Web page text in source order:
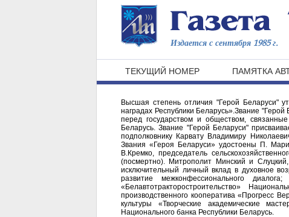
Издается с сентября 1985 г.
ТЕКУЩИЙ НОМЕР ПАМЯТКА
Высшая степень отличия "Герой Беларуси"
наградах Республики Беларусь».Звание
перед государством и обществом,
Беларусь. Звание "Герой Беларуси"
подполковнику Карвату Владимиру
Звания «Героя Беларуси» удостоены П.
В.Кремко, председатель
(посмертно). Митрополит Минский и
исключительный личный вклад в духовное
развитие межконфессионального
«Белавтотракторостроительство»
производственного кооператива «Прогресс
культуры «Творческие академические
Национального банка Республики Беларусь.